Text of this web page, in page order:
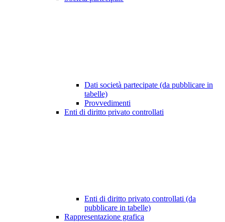
Dati società partecipate (da pubblicare in
tabelle)
Provvedimenti
Enti di diritto privato controllati
Enti di diritto privato controllati (da
pubblicare in tabelle)
Rappresentazione grafica